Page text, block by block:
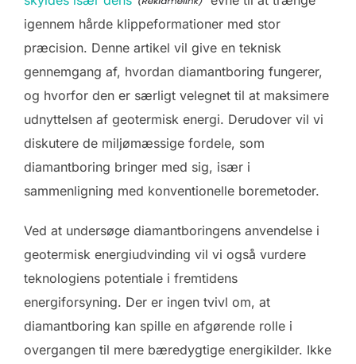
igennem hårde klippeformationer med stor
præcision. Denne artikel vil give en teknisk
gennemgang af, hvordan diamantboring fungerer,
og hvorfor den er særligt velegnet til at maksimere
udnyttelsen af geotermisk energi. Derudover vil vi
diskutere de miljømæssige fordele, som
diamantboring bringer med sig, især i
sammenligning med konventionelle boremetoder.
Ved at undersøge diamantboringens anvendelse i
geotermisk energiudvinding vil vi også vurdere
teknologiens potentiale i fremtidens
energiforsyning. Der er ingen tvivl om, at
diamantboring kan spille en afgørende rolle i
overgangen til mere bæredygtige energikilder. Ikke